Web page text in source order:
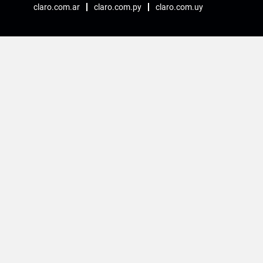
claro.com.ar claro.com.py claro.com.uy